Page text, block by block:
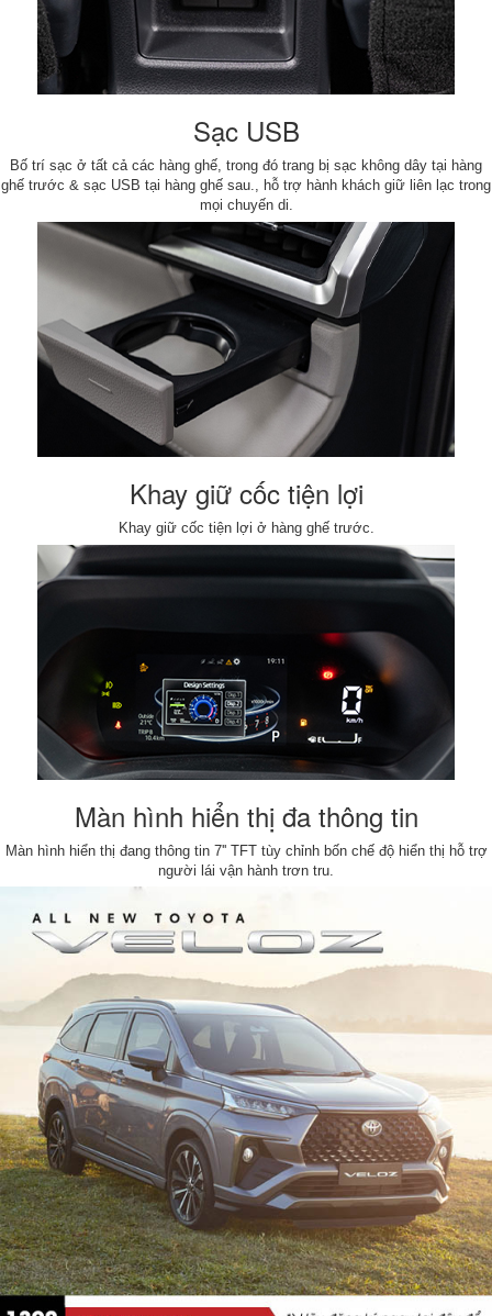
Sạc USB
Bố trí sạc ở tất cả các hàng ghế, trong đó trang bị sạc không dây tại hàng
ghế trước & sạc USB tại hàng ghế sau., hỗ trợ hành khách giữ liên lạc trong
mọi chuyến di.
Khay giữ cốc tiện lợi
Khay giữ cốc tiện lợi ở hàng ghế trước.
Màn hình hiển thị đa thông tin
Màn hình hiển thị đang thông tin 7'' TFT tùy chỉnh bốn chế độ hiển thị hỗ trợ
người lái vận hành trơn tru.